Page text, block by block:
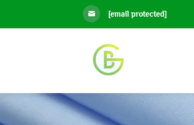
[email protected]